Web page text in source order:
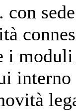
con
i